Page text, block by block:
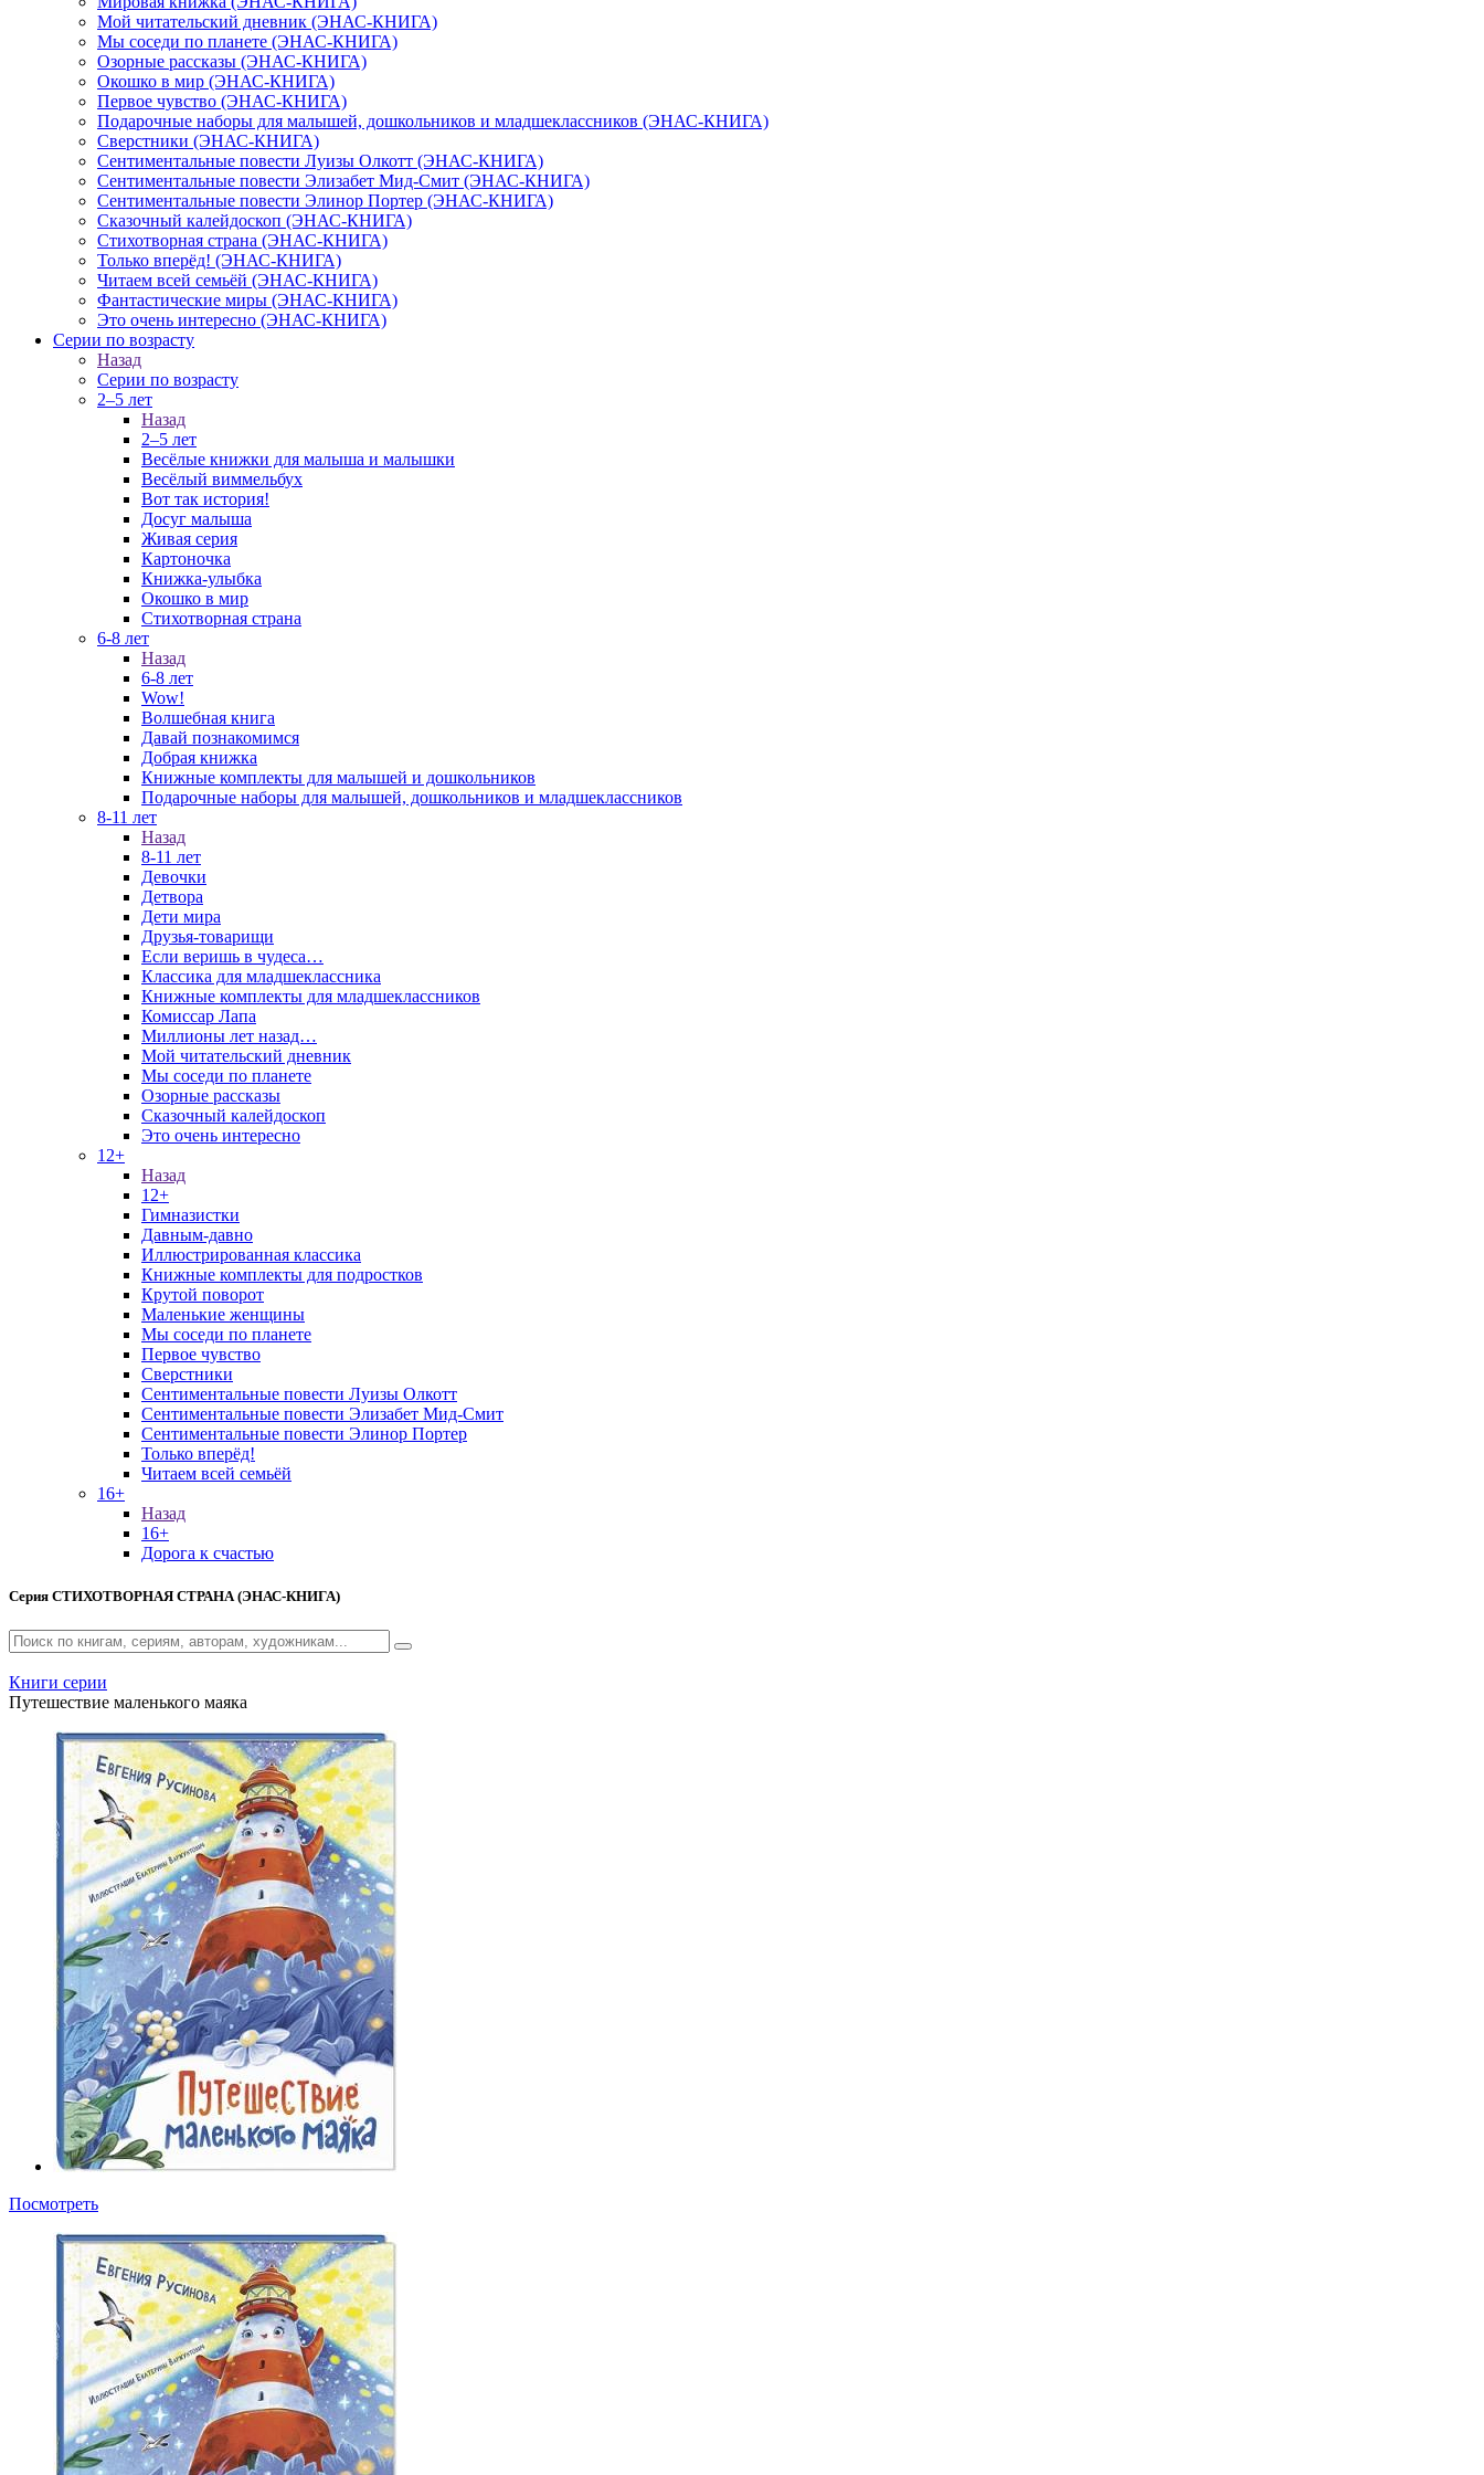
Мой читательский дневник (ЭНАС-КНИГА)
Мы соседи по планете (ЭНАС-КНИГА)
Озорные рассказы (ЭНАС-КНИГА)
Окошко в мир (ЭНАС-КНИГА)
Первое чувство (ЭНАС-КНИГА)
Подарочные наборы для малышей, дошкольников и младшеклассников (ЭНАС-КНИГА)
Сверстники (ЭНАС-КНИГА)
Сентиментальные повести Луизы Олкотт (ЭНАС-КНИГА)
Сентиментальные повести Элизабет Мид-Смит (ЭНАС-КНИГА)
Сентиментальные повести Элинор Портер (ЭНАС-КНИГА)
Сказочный калейдоскоп (ЭНАС-КНИГА)
Стихотворная страна (ЭНАС-КНИГА)
Только вперёд! (ЭНАС-КНИГА)
Читаем всей семьёй (ЭНАС-КНИГА)
Фантастические миры (ЭНАС-КНИГА)
Это очень интересно (ЭНАС-КНИГА)
Серии по возрасту
Назад
Серии по возрасту
2–5 лет
Назад
2–5 лет
Весёлые книжки для малыша и малышки
Весёлый виммельбух
Вот так история!
Досуг малыша
Живая серия
Картоночка
Книжка-улыбка
Окошко в мир
Стихотворная страна
6-8 лет
Назад
6-8 лет
Wow!
Волшебная книга
Давай познакомимся
Добрая книжка
Книжные комплекты для малышей и дошкольников
Подарочные наборы для малышей, дошкольников и младшеклассников
8-11 лет
Назад
8-11 лет
Девочки
Детвора
Дети мира
Друзья-товарищи
Если веришь в чудеса…
Классика для младшеклассника
Книжные комплекты для младшеклассников
Комиссар Лапа
Миллионы лет назад…
Мой читательский дневник
Мы соседи по планете
Озорные рассказы
Сказочный калейдоскоп
Это очень интересно
12+
Назад
12+
Гимназистки
Давным-давно
Иллюстрированная классика
Книжные комплекты для подростков
Крутой поворот
Маленькие женщины
Мы соседи по планете
Первое чувство
Сверстники
Сентиментальные повести Луизы Олкотт
Сентиментальные повести Элизабет Мид-Смит
Сентиментальные повести Элинор Портер
Только вперёд!
Читаем всей семьёй
16+
Назад
16+
Дорога к счастью
Серия СТИХОТВОРНАЯ СТРАНА (ЭНАС-КНИГА)
Книги серии
Путешествие маленького маяка
Посмотреть